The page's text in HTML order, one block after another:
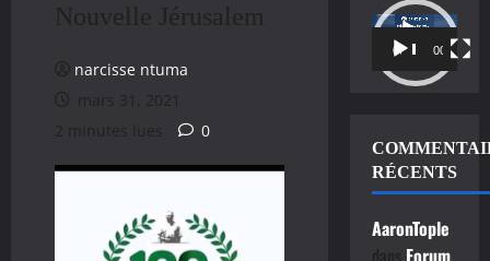
Nouvelle Jérusalem
narcisse ntuma
mars 31, 2021
2 minutes lues
0
Lecteur
vidéo
00:00 00:11
RÉCENTS
AaronTople
dans Forum